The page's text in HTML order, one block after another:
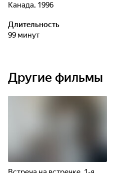
Канада, 1996
Длительность
99 минут
Другие фильмы